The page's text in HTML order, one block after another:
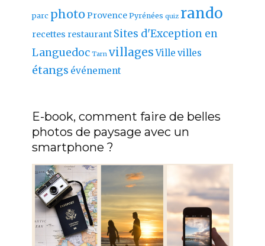
parc photoProvence Pyrénées quiz rando
recettes restaurant Sites d'Exception en
Languedoc Tarn villages Ville villes
étangs événement
E-book, comment faire de belles
photos de paysage avec un
smartphone ?